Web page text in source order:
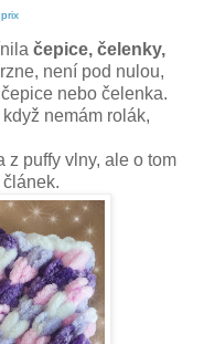
čepice, čelenky,
není pod nulou,
nebo čelenka.
nemám rolák,
z puffy vlny, ale o tom